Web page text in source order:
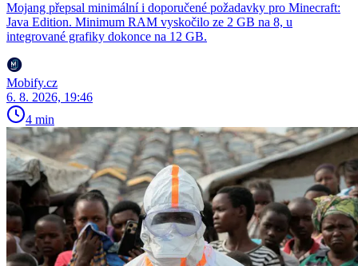
Mojang přepsal minimální i doporučené požadavky pro Minecraft:
Java Edition. Minimum RAM vyskočilo ze 2 GB na 8, u
integrované grafiky dokonce na 12 GB.
Mobify.cz
6. 8. 2026, 19:46
4 min